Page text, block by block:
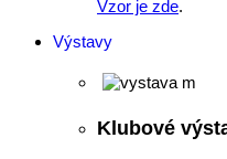
Vzor je zde.
Výstavy
Klubové